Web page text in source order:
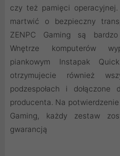
czy też pamięci
martwić o bezpieczny
ZENPC Gaming są
Wnętrze komputerów
piankowym Instapak
otrzymujecie również
podzespołach i
producenta. Na
Gaming, każdy zestaw
gwarancją